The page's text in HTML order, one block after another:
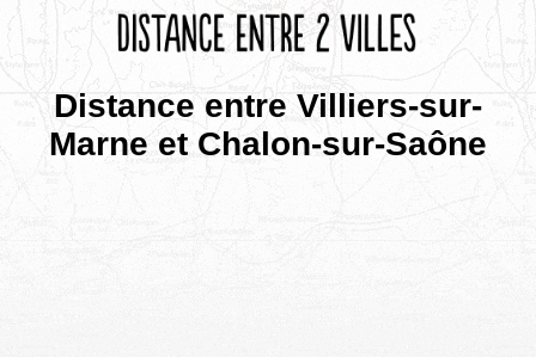
Distance entre Villiers-sur-
Marne et Chalon-sur-Saône